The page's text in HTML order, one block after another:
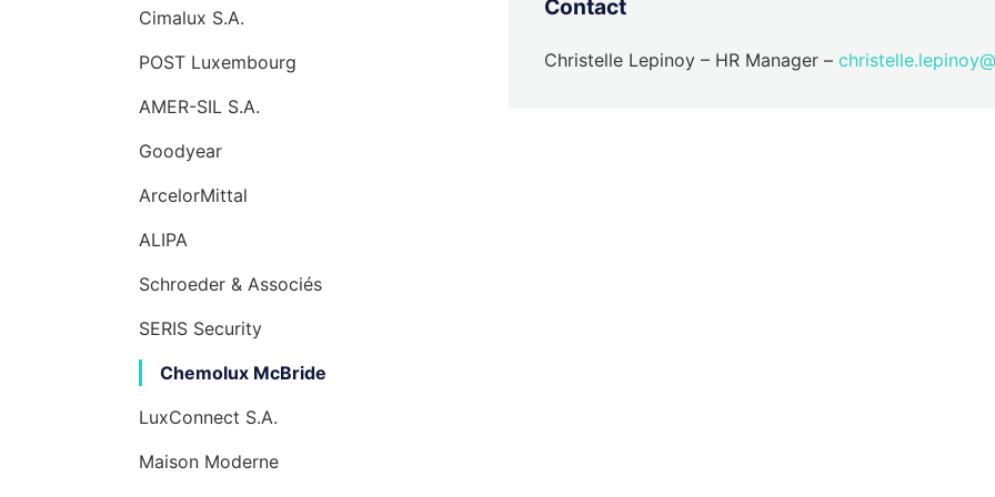
Cimalux S.A.
POST Luxembourg
AMER-SIL S.A.
Goodyear
ArcelorMittal
ALIPA
Schroeder & Associés
SERIS Security
Chemolux McBride
LuxConnect S.A.
Maison Moderne
Contact
Christelle Lepinoy – HR Manager –